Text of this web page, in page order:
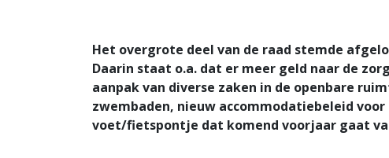
Het overgrote deel van de raad stemde
Daarin staat o.a. dat er meer geld naar de
aanpak van diverse zaken in de openbare
zwembaden, nieuw accommodatiebeleid
voet/fietspontje dat komend voorjaar gaat